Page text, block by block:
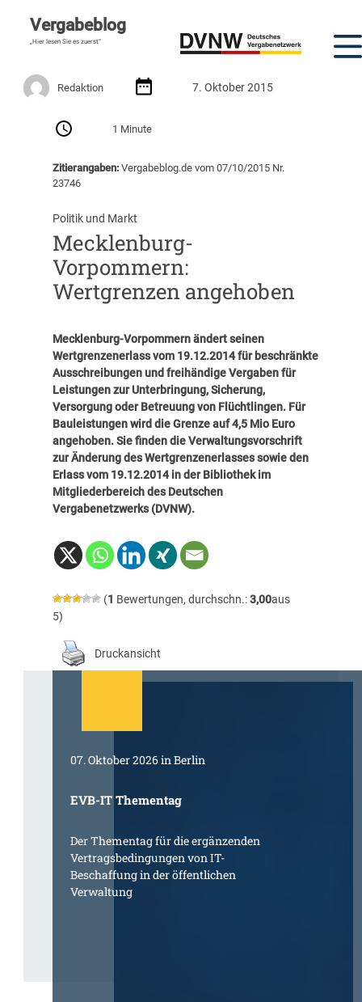
Vergabeblog
„Hier lesen Sie es zuerst“
Redaktion 7. Oktober 2015
1 Minute
Zitierangaben:Vergabeblog.de vom 07/10/2015 Nr.
23746
Politik und Markt
Mecklenburg-
Vorpommern:
Wertgrenzen angehoben
Mecklenburg-Vorpommern ändert seinen
Wertgrenzenerlass vom 19.12.2014 für beschränkte
Ausschreibungen und freihändige Vergaben für
Leistungen zur Unterbringung, Sicherung,
Versorgung oder Betreuung von Flüchtlingen. Für
Bauleistungen wird die Grenze auf 4,5 Mio Euro
angehoben. Sie finden die Verwaltungsvorschrift
zur Änderung des Wertgrenzenerlasses sowie den
Erlass vom 19.12.2014 in der Bibliothek im
Mitgliederbereich des Deutschen
Vergabenetzwerks(DVNW).
(1 Bewertungen, durchschn.:3,00aus
5)
Druckansicht
07. Oktober 2026 in Berlin
EVB-IT Thementag
Der Thementag für die ergänzenden
Vertragsbedingungen von IT-
Beschaffung in der öffentlichen
Verwaltung